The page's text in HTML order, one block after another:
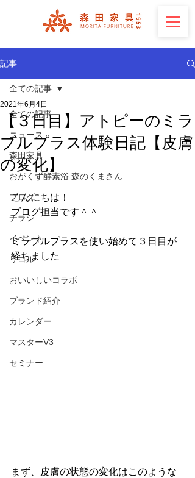
記事
全ての記事
ニュース
森田家具
おがくず酵素浴 森のくまさん
ブログ
チラシ
イベント
リコル
おいいしいコラボ
ブランド紹介
カレンダー
マスターV3
セミナー
全ての記事
【３日目】アトピーのミラ
ブルプラス体験日記【皮膚
の変化】
2021年6月4日
こんにちは！
ブログ担当です＾＾
ミラブルプラスを使い始めて３日目が
経ちました
まず、皮膚の状態の変化はこのような